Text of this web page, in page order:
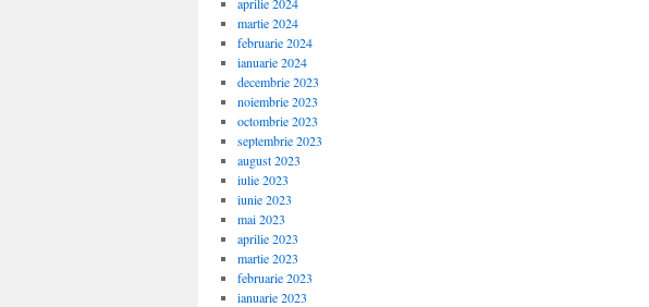
martie 2024
februarie 2024
ianuarie 2024
decembrie 2023
noiembrie 2023
octombrie 2023
septembrie 2023
august 2023
iulie 2023
iunie 2023
mai 2023
aprilie 2023
martie 2023
februarie 2023
ianuarie 2023